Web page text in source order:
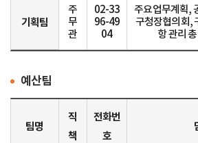
기획팀
주
무
관
02-33
96-49
04
주요업무계획,
구청장협의회,
항 관리
예산팀
팀명
직
책
전화번
호